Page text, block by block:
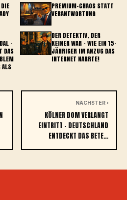
PREMIUM-CHAOS STATT
VERANTWORTUNG
–
DAS
ALS
DER DETEKTIV, DER
KEINER WAR – WIE EIN 15-
JÄHRIGER IM ANZUG DAS
INTERNET NARRTE!
NÄCHSTER ›
KÖLNER DOM VERLANGT
EINTRITT – DEUTSCHLAND
ENTDECKT DAS BETE…